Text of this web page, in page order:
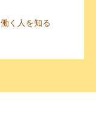
働く人を知る